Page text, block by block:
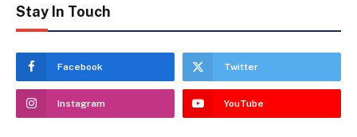
Stay In Touch
Facebook Twitter
Instagram YouTube